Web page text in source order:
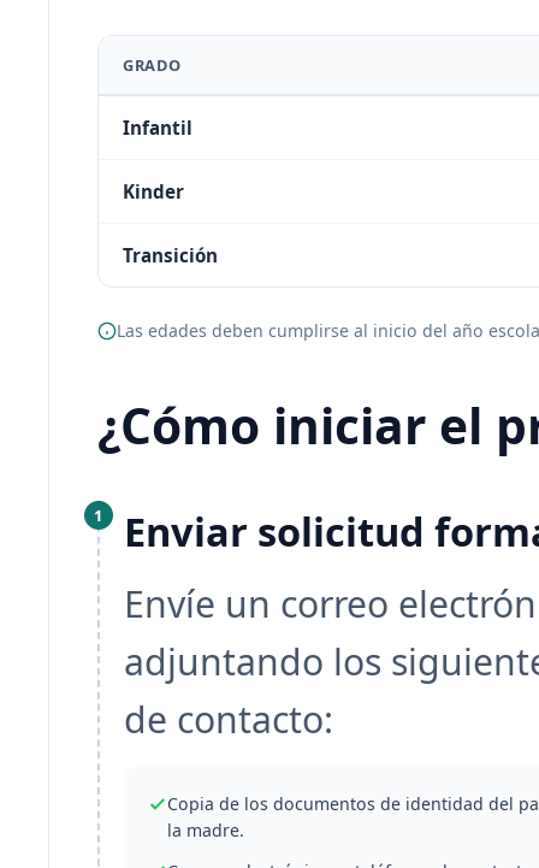
GRADO
Infantil
Kinder
Transición
Las edades deben cumplirse al inicio del año
¿Cómo iniciar el
1 Enviar solicitud
Envíe un correo
adjuntando los
de contacto:
Copia de los documentos de identidad del
la madre.